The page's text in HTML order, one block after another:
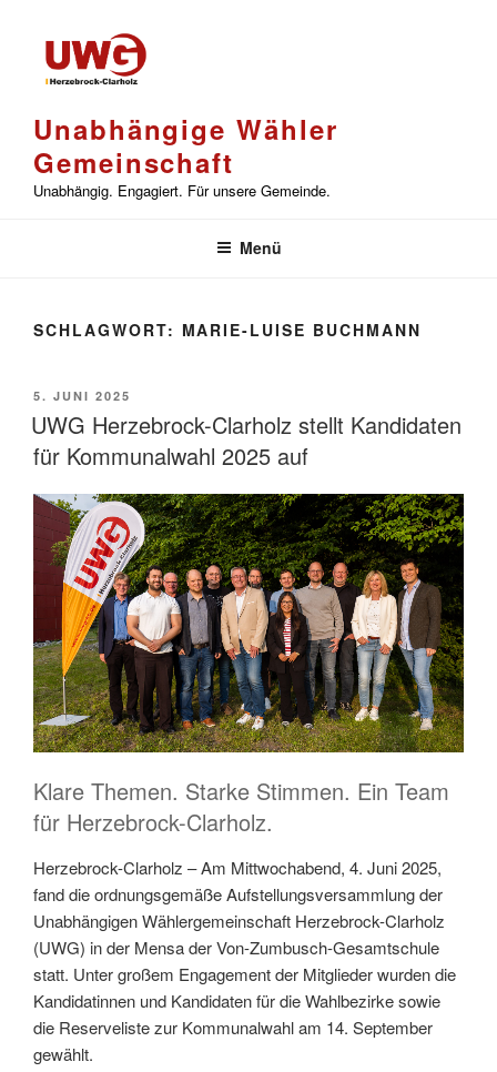
springen
Unabhängige Wähler
Gemeinschaft
Unabhängig. Engagiert. Für unsere Gemeinde.
Menü
SCHLAGWORT: MARIE-LUISE BUCHMANN
VERÖFFENTLICHT
AM
5. JUNI 2025
UWG Herzebrock-Clarholz stellt Kandidaten
für Kommunalwahl 2025 auf
Klare Themen. Starke Stimmen. Ein Team
für Herzebrock-Clarholz.
Herzebrock-Clarholz – Am Mittwochabend, 4. Juni 2025,
fand die ordnungsgemäße Aufstellungsversammlung der
Unabhängigen Wählergemeinschaft Herzebrock-Clarholz
(UWG) in der Mensa der Von-Zumbusch-Gesamtschule
statt. Unter großem Engagement der Mitglieder wurden die
Kandidatinnen und Kandidaten für die Wahlbezirke sowie
die Reserveliste zur Kommunalwahl am 14. September
gewählt.